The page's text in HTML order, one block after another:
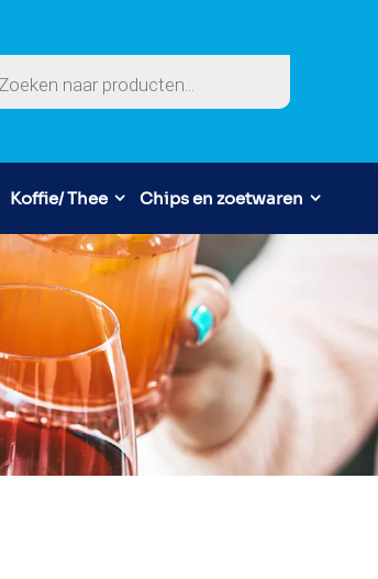
zoeken
Koffie/ Thee Chips en zoetwaren